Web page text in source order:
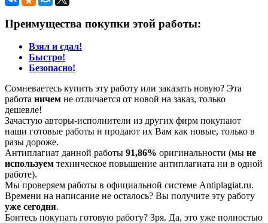
Преимущества покупки этой работы:
Взял и сдал!
Быстро!
Безопасно!
Сомневаетесь купить эту работу или заказать новую? Эта
работа ничем не отличается от новой на заказ, только
дешевле!
Зачастую авторы-исполнители из других фирм покупают
наши готовые работы и продают их Вам как новые, только в
разы дороже.
Антиплагиат данной работы 91,86% оригинальности (мы не
используем техническое повышение антиплагиата ни в одной
работе).
Мы проверяем работы в официальной системе Аntiplagiat.ru.
Времени на написание не осталось? Вы получите эту работу
уже сегодня.
Боитесь покупать готовую работу? Зря. Да, это уже полностью